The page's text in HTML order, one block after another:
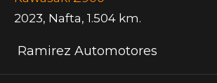
2023, Nafta, 1.504 km.
Ramirez Automotores